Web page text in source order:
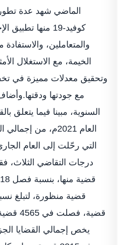
الماضي شهد عدة
كوفيد-19 منها
والمتعاملين،
الخيمة، مع الاستغلال
وتحقيق معدلات مميزة في
مع جودتها